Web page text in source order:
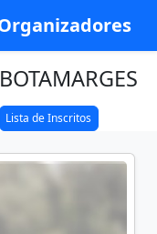
Lista de Inscritos